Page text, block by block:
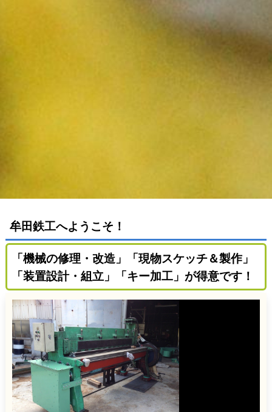
牟田鉄工へようこそ！
「機械の修理・改造」「現物スケッチ＆製作」
「装置設計・組立」「キー加工」が得意です！